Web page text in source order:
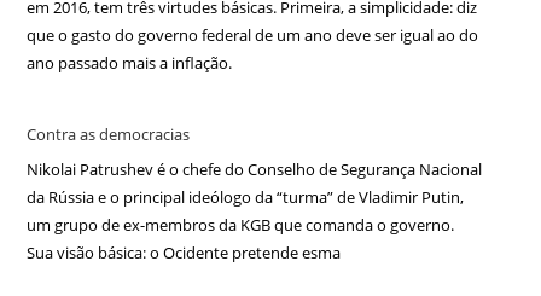
em 2016, tem três virtudes básicas. Primeira, a simplicidade: diz
que o gasto do governo federal de um ano deve ser igual ao do
ano passado mais a inflação.
Contra as democracias
Nikolai Patrushev é o chefe do Conselho de Segurança Nacional
da Rússia e o principal ideólogo da “turma” de Vladimir Putin,
um grupo de ex-membros da KGB que comanda o governo.
Sua visão básica: o Ocidente pretende esma